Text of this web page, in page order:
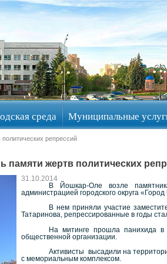
среда Муниципальные
репрессий
жертв политических
31.10.2014
В Йошкар-Оле возле
администрацией городского округа
В нем приняли участие
Татаринова, репрессированные в годы
На митинге прошла панихида в
общественной организации.
Активисты высадили на
с мемориальным комплексом.